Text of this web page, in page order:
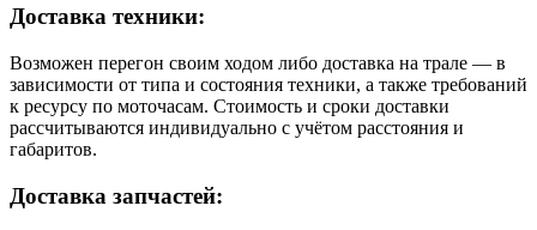
Доставка техники:
Возможен перегон своим ходом либо доставка на трале — в
зависимости от типа и состояния техники, а также требований
к ресурсу по моточасам. Стоимость и сроки доставки
рассчитываются индивидуально с учётом расстояния и
габаритов.
Доставка запчастей: